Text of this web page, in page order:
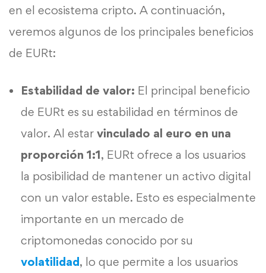
en el ecosistema cripto. A continuación,
veremos algunos de los principales beneficios
de EURt:
Estabilidad de valor: El principal beneficio
de EURt es su estabilidad en términos de
valor. Al estar vinculado al euro en una
proporción 1:1, EURt ofrece a los usuarios
la posibilidad de mantener un activo digital
con un valor estable. Esto es especialmente
importante en un mercado de
criptomonedas conocido por su
volatilidad, lo que permite a los usuarios